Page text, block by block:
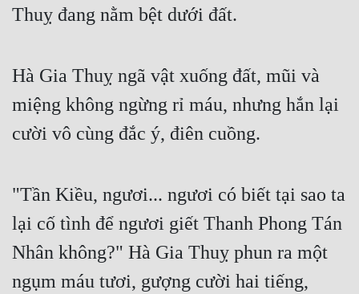
Dị Giới
Gia Đấu
Góc Nhìn Nam
Huyền Nghi
Huyền Ảo
Hài Hước
Thuỵ đang nằm bệt dưới đất.
Hà Gia Thuỵ ngã vật xuống đất, mũi và
miệng không ngừng rỉ máu, nhưng hắn lại
cười vô cùng đắc ý, điên cuồng.
"Tần Kiều, ngươi... ngươi có biết tại sao ta
lại cố tình để ngươi giết Thanh Phong Tán
Nhân không?" Hà Gia Thuỵ phun ra một
ngụm máu tươi, gượng cười hai tiếng,